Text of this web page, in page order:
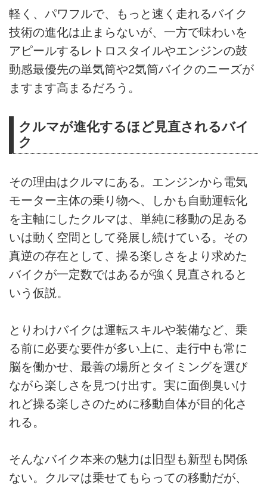
軽く、パワフルで、もっと速く走れるバイク
技術の進化は止まらないが、一方で味わいを
アピールするレトロスタイルやエンジンの鼓
動感最優先の単気筒や2気筒バイクのニーズが
ますます高まるだろう。
クルマが進化するほど見直されるバイ
ク
その理由はクルマにある。エンジンから電気
モーター主体の乗り物へ、しかも自動運転化
を主軸にしたクルマは、単純に移動の足ある
いは動く空間として発展し続けている。その
真逆の存在として、操る楽しさをより求めた
バイクが一定数ではあるが強く見直されると
いう仮説。
とりわけバイクは運転スキルや装備など、乗
る前に必要な要件が多い上に、走行中も常に
脳を働かせ、最善の場所とタイミングを選び
ながら楽しさを見つけ出す。実に面倒臭いけ
れど操る楽しさのために移動自体が目的化さ
れる。
そんなバイク本来の魅力は旧型も新型も関係
ない。クルマは乗せてもらっての移動だが、